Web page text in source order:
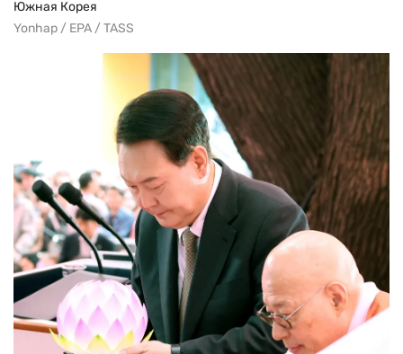
Южная Корея
Yonhap / EPA / TASS